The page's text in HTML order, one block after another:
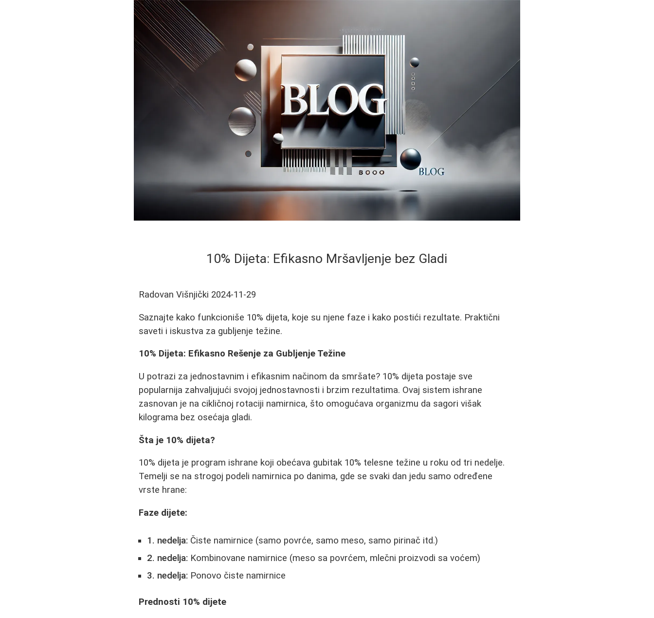
10% Dijeta: Efikasno Mršavljenje bez Gladi
Radovan Višnjički 2024-11-29
Saznajte kako funkcioniše 10% dijeta, koje su njene faze i kako postići rezultate. Praktični
saveti i iskustva za gubljenje težine.
10% Dijeta: Efikasno Rešenje za Gubljenje Težine
U potrazi za jednostavnim i efikasnim načinom da smršate? 10% dijeta postaje sve
popularnija zahvaljujući svojoj jednostavnosti i brzim rezultatima. Ovaj sistem ishrane
zasnovan je na cikličnoj rotaciji namirnica, što omogućava organizmu da sagori višak
kilograma bez osećaja gladi.
Šta je 10% dijeta?
10% dijeta je program ishrane koji obećava gubitak 10% telesne težine u roku od tri nedelje.
Temelji se na strogoj podeli namirnica po danima, gde se svaki dan jedu samo određene
vrste hrane:
Faze dijete:
1. nedelja: Čiste namirnice (samo povrće, samo meso, samo pirinač itd.)
2. nedelja: Kombinovane namirnice (meso sa povrćem, mlečni proizvodi sa voćem)
3. nedelja: Ponovo čiste namirnice
Prednosti 10% dijete